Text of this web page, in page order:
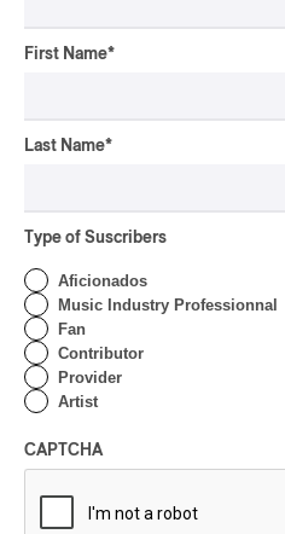
participatif
pop-opéra
J-Rock
chaoui
latin house
glam
pop symphonique
musique traditionnelle
pow wow
Dungeon Synth
SLACKER
Creative Music
First Name*
Last Name*
Type of Suscribers
Aficionados
Music Industry Professionnal
Fan
Contributor
Provider
Artist
CAPTCHA